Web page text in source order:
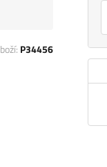
P34456